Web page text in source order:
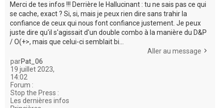
Merci de tes infos !!! Derrière le Hallucinant : tu ne sais pas ce qui
se cache, exact ? Si, si, mais je peux rien dire sans trahir la
confiance de ceux qui nous font confiance justement. Je peux
juste dire qu'il s'agissait d'un double combo à la manière du D&P
/ O(+>, mais que celui-ci semblait bi...
Aller au message
parPat_06
19 juillet 2023,
14:02
Forum :
Stop the Press :
Les dernières infos